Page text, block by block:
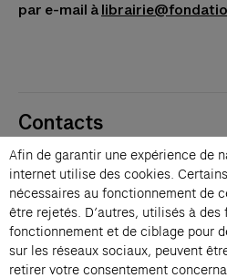
par e-mail à
Contacts
Membres
Presse
Privatisations
Changer de langue 
Inscription à la
Afin de garantir une expérience de
internet utilise des cookies.
nécessaires au fonctionnement de
être rejetés. D’autres, utilisés à des
fonctionnement et de ciblage pour
sur les réseaux sociaux, peuvent
retirer votre consentement